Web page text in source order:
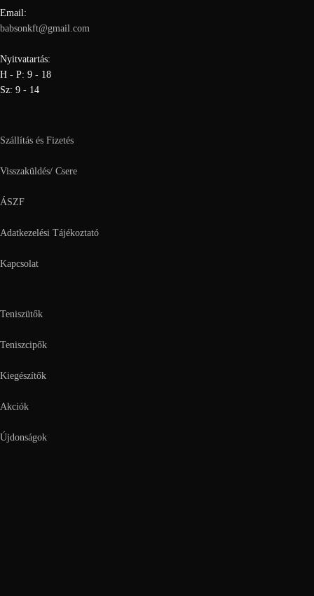
Email:
babsonkft@gmail.com
Nyitvatartás:
H - P: 9 - 18
Sz: 9 - 14
Szállítás és Fizetés
Visszaküldés/ Csere
ÁSZF
Adatkezelési Tájékoztató
Kapcsolat
Teniszütők
Teniszcipők
Kiegészítők
Akciók
Újdonságok